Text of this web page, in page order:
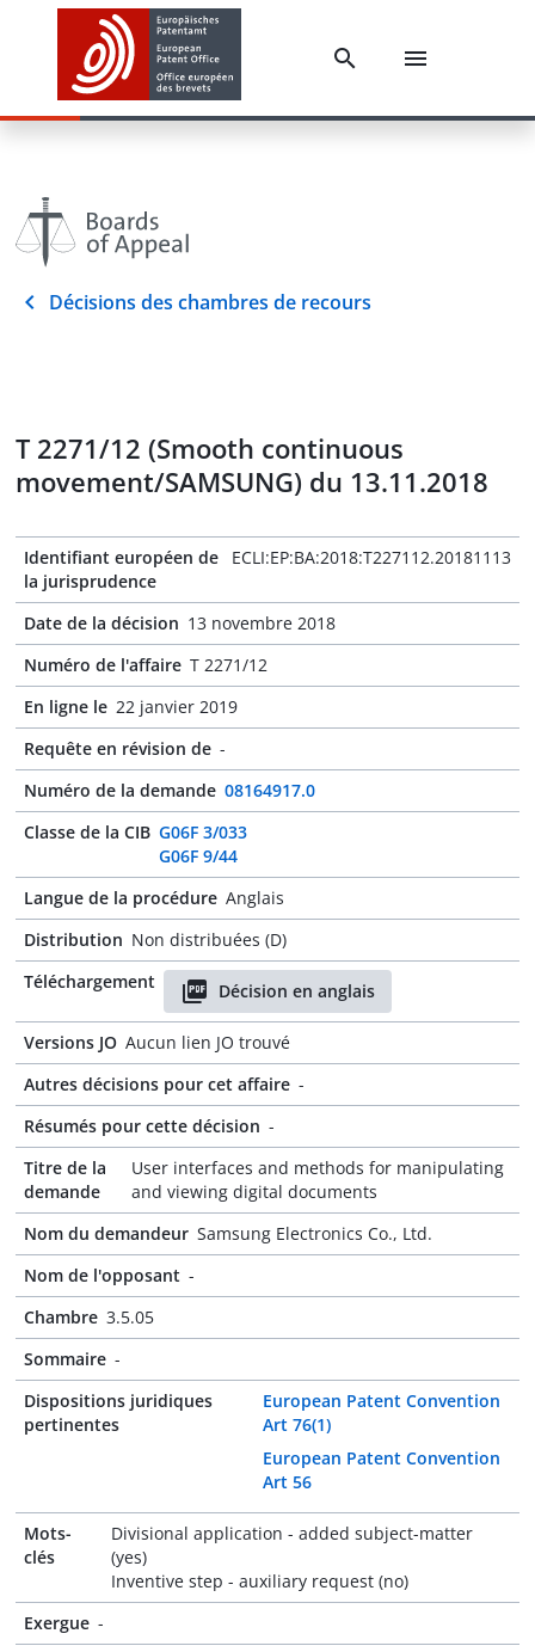
Décisions des chambres de recours
T 2271/12 (Smooth continuous
movement/SAMSUNG) du 13.11.2018
Identifiant européen de
la jurisprudence
ECLI:EP:BA:2018:T227112.20181113
Date de la décision 13 novembre 2018
Numéro de l'affaire T 2271/12
En ligne le 22 janvier 2019
Requête en révision de -
Numéro de la demande 08164917.0
Classe de la CIB G06F 3/033
G06F 9/44
Langue de la procédure Anglais
Distribution Non distribuées (D)
Téléchargement
Décision en anglais
Versions JO Aucun lien JO trouvé
Autres décisions pour cet affaire -
Résumés pour cette décision -
Titre de la
demande
User interfaces and methods for manipulating
and viewing digital documents
Nom du demandeur Samsung Electronics Co., Ltd.
Nom de l'opposant -
Chambre 3.5.05
Sommaire -
Dispositions juridiques
pertinentes
European Patent Convention
Art 76(1)
European Patent Convention
Art 56
Mots-
clés
Divisional application - added subject-matter
(yes)
Inventive step - auxiliary request (no)
Exergue -